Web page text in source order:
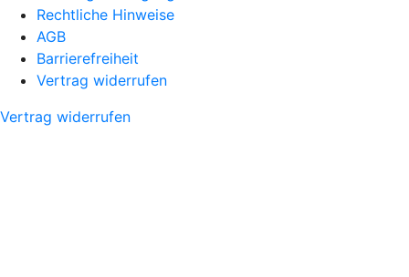
Rechtliche Hinweise
AGB
Barrierefreiheit
Vertrag widerrufen
Vertrag widerrufen